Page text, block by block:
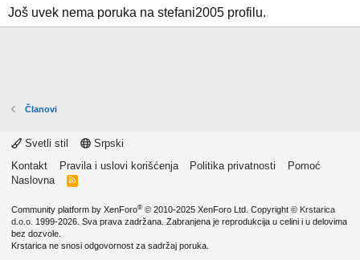
Još uvek nema poruka na stefani2005 profilu.
Članovi
Svetli stil
Srpski
Kontakt
Pravila i uslovi korišćenja Politika privatnosti
Pomoć
Naslovna
R
Community platform by XenForo® © 2010-2025 XenForo Ltd. Copyright © Krstarica
d.o.o. 1999-2026. Sva prava zadržana. Zabranjena je reprodukcija u celini i u delovima
bez dozvole.
Krstarica ne snosi odgovornost za sadržaj poruka.